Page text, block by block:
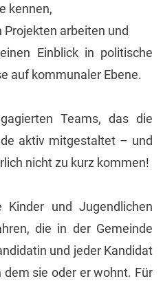
kennen,
arbeiten und
Einblick in politische
auf kommunaler Ebene.
Teams, das die
aktiv mitgestaltet – und
nicht zu kurz kommen!
Kinder und Jugendlichen
die in der Gemeinde
und jeder Kandidat
sie oder er wohnt. Für